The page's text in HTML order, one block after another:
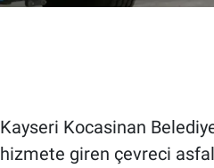
Kayseri Kocasinan
hizmete giren çevreci